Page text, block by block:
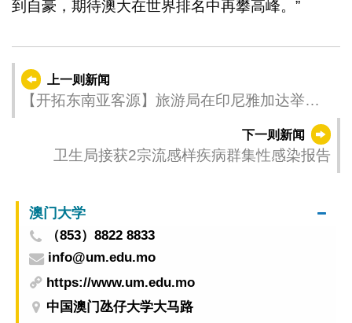
到自豪，期待澳大在世界排名中再攀高峰。”
上一则新闻
【开拓东南亚客源】旅游局在印尼雅加达举行
下一则新闻
卫生局接获2宗流感样疾病群集性感染报告
澳门大学
（853）8822 8833
info@um.edu.mo
https://www.um.edu.mo
中国澳门氹仔大学大马路